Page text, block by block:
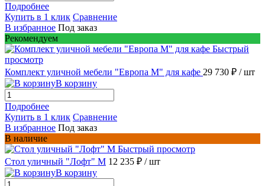
Подробнее
Купить в 1 клик Сравнение
В избранное Под заказ
Рекомендуем
Быстрый
просмотр
Комплект уличной мебели "Европа М" для кафе 29 730 ₽ / шт
В корзину
Подробнее
Купить в 1 клик Сравнение
В избранное Под заказ
В наличие
Быстрый просмотр
Стол уличный "Лофт" М 12 235 ₽ / шт
В корзину